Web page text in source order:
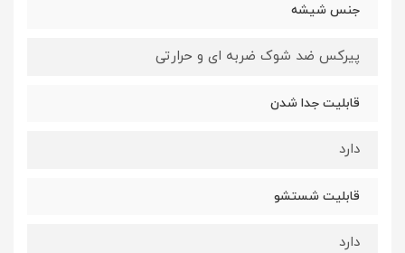
جنس شیشه
پیرکس ضد شوک ضربه ای و حرارتی
قابلیت جدا شدن
دارد
قابلیت شستشو
دارد